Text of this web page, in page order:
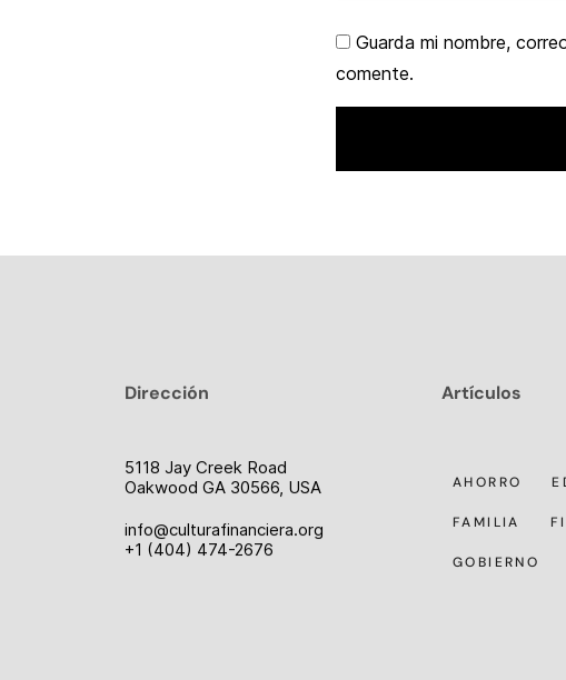
Guarda mi nombre,
comente.
Dirección
5118 Jay Creek Road
Oakwood GA 30566, USA
info@culturafinanciera.org
+1 (404) 474-2676
Artículos
AHORRO
FAMILIA
GOBIERNO